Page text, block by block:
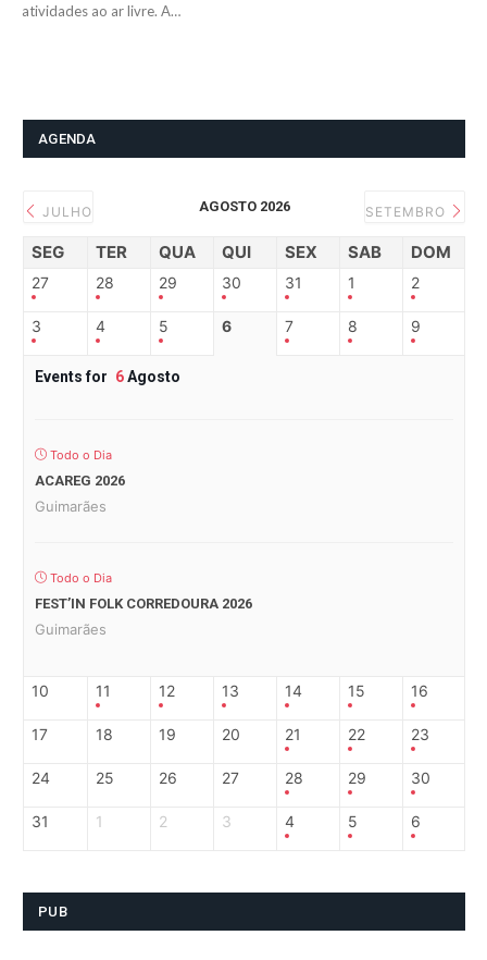
atividades ao ar livre. A…
AGENDA
JULHO AGOSTO 2026 SETEMBRO
SEG TER QUA QUI SEX SAB DOM
27 28 29 30 31 1 2
3 4 5 6 7 8 9
Events for 6Agosto
Todo o Dia
ACAREG 2026
Guimarães
Todo o Dia
FEST’IN FOLK CORREDOURA 2026
Guimarães
10 11 12 13 14 15 16
17 18 19 20 21 22 23
24 25 26 27 28 29 30
31 1 2 3 4 5 6
PUB